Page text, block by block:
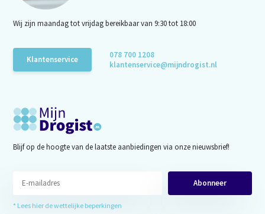
Wij zijn maandag tot vrijdag bereikbaar van 9:30 tot 18:00
Klantenservice
078 700 1208
klantenservice@mijndrogist.nl
Blijf op de hoogte van de laatste aanbiedingen via onze nieuwsbrief!
Abonneer
* Lees hier de wettelijke beperkingen